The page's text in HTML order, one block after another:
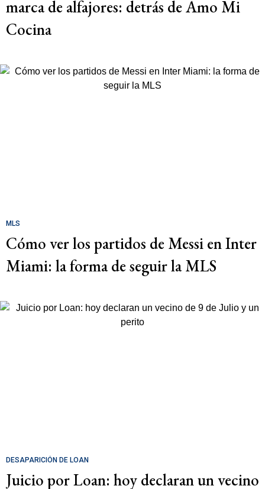
marca de alfajores: detrás de Amo Mi
Cocina
MLS
Cómo ver los partidos de Messi en Inter
Miami: la forma de seguir la MLS
DESAPARICIÓN DE LOAN
Juicio por Loan: hoy declaran un vecino